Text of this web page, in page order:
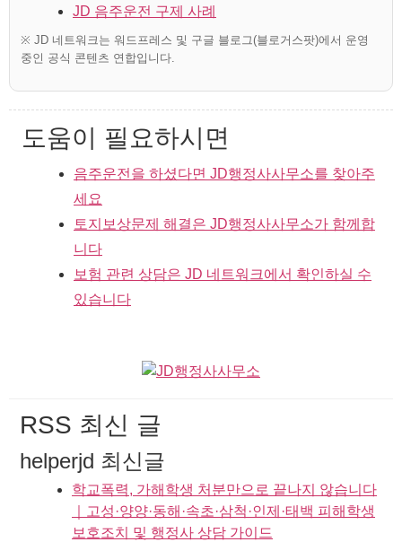
JD 음주운전 구제 사례
※ JD 네트워크는 워드프레스 및 구글 블로그(블로거스팟)에서 운영
중인 공식 콘텐츠 연합입니다.
도움이 필요하시면
음주운전을 하셨다면 JD행정사사무소를 찾아주
세요
토지보상문제 해결은 JD행정사사무소가 함께합
니다
보험 관련 상담은 JD 네트워크에서 확인하실 수
있습니다
RSS 최신 글
helperjd 최신글
학교폭력, 가해학생 처분만으로 끝나지 않습니다
｜고성·양양·동해·속초·삼척·인제·태백 피해학생
보호조치 및 행정사 상담 가이드